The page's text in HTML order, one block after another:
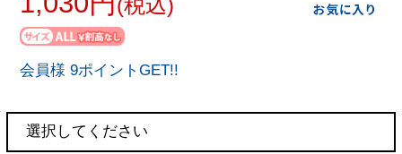
(税込)
会員様 9ポイントGET!!